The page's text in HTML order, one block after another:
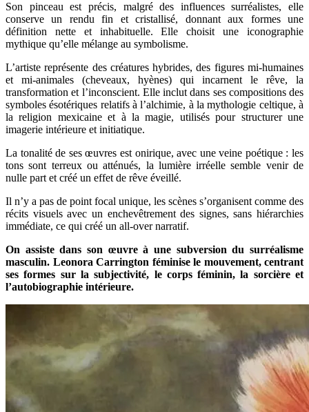
Son pinceau est précis, malgré des influences surréalistes, elle
conserve un rendu fin et cristallisé, donnant aux formes une
définition nette et inhabituelle. Elle choisit une iconographie
mythique qu’elle mélange au symbolisme.
L’artiste représente des créatures hybrides, des figures mi-humaines
et mi-animales (cheveaux, hyènes) qui incarnent le rêve, la
transformation et l’inconscient. Elle inclut dans ses compositions des
symboles ésotériques relatifs à l’alchimie, à la mythologie celtique, à
la religion mexicaine et à la magie, utilisés pour structurer une
imagerie intérieure et initiatique.
La tonalité de ses œuvres est onirique, avec une veine poétique : les
tons sont terreux ou atténués, la lumière irréelle semble venir de
nulle part et créé un effet de rêve éveillé.
Il n’y a pas de point focal unique, les scènes s’organisent comme des
récits visuels avec un enchevêtrement des signes, sans hiérarchies
immédiate, ce qui créé un all-over narratif.
On assiste dans son œuvre à une subversion du surréalisme
masculin. Leonora Carrington féminise le mouvement, centrant
ses formes sur la subjectivité, le corps féminin, la sorcière et
l’autobiographie intérieure.